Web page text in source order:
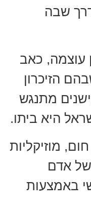
שבה
עוצמה, כאב
הזיכרון
מתנגש
היא ביתו.
מוזיקליות
אדם
באמצעות